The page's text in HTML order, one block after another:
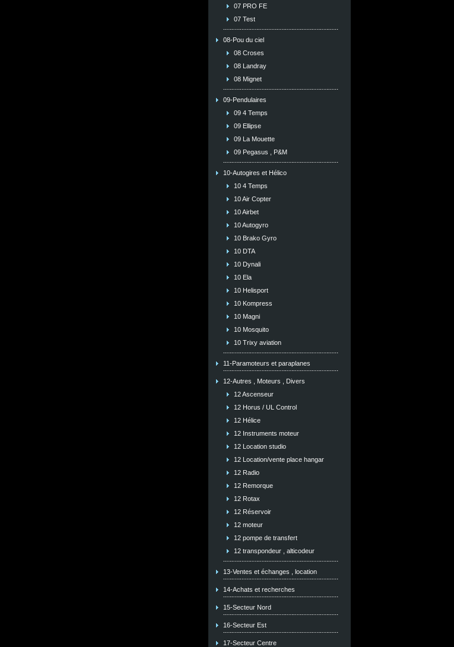
07 PRO FE
07 Test
08-Pou du ciel
08 Croses
08 Landray
08 Mignet
09-Pendulaires
09 4 Temps
09 Ellipse
09 La Mouette
09 Pegasus , P&M
10-Autogires et Hélico
10 4 Temps
10 Air Copter
10 Airbet
10 Autogyro
10 Brako Gyro
10 DTA
10 Dynali
10 Ela
10 Helisport
10 Kompress
10 Magni
10 Mosquito
10 Trixy aviation
11-Paramoteurs et paraplanes
12-Autres , Moteurs , Divers
12 Ascenseur
12 Horus / UL Control
12 Hélice
12 Instruments moteur
12 Location studio
12 Location/vente place hangar
12 Radio
12 Remorque
12 Rotax
12 Réservoir
12 moteur
12 pompe de transfert
12 transpondeur , alticodeur
13-Ventes et échanges , location
14-Achats et recherches
15-Secteur Nord
16-Secteur Est
17-Secteur Centre